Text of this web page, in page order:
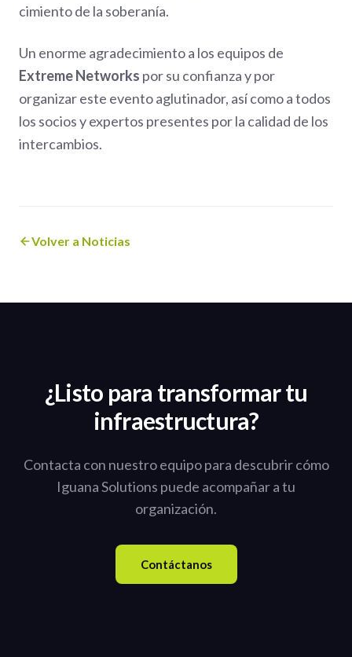
cimiento de la soberanía.
Un enorme agradecimiento a los equipos de
Extreme Networks por su confianza y por
organizar este evento aglutinador, así como a todos
los socios y expertos presentes por la calidad de los
intercambios.
Volver a Noticias
¿Listo para transformar tu
infraestructura?
Contacta con nuestro equipo para descubrir cómo
Iguana Solutions puede acompañar a tu
organización.
Contáctanos